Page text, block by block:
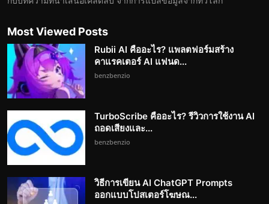
Most Viewed Posts
Rubii AI คืออะไร? แพลตฟอร์มสร้าง
คาแรคเตอร์ AI แฟนด...
benzbenzio
TurboScribe คืออะไร? รีวิวการใช้งาน AI
ถอดเสียงและ...
benzbenzio
วิธีการเขียน AI ChatGPT Prompts
ออกแบบโปสเตอร์โฆษณ...